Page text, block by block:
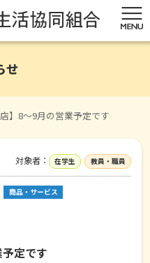
せ
店】8～9月の営業予定です
対象者： 在学生 教員・職員
商品・サービス
予定です